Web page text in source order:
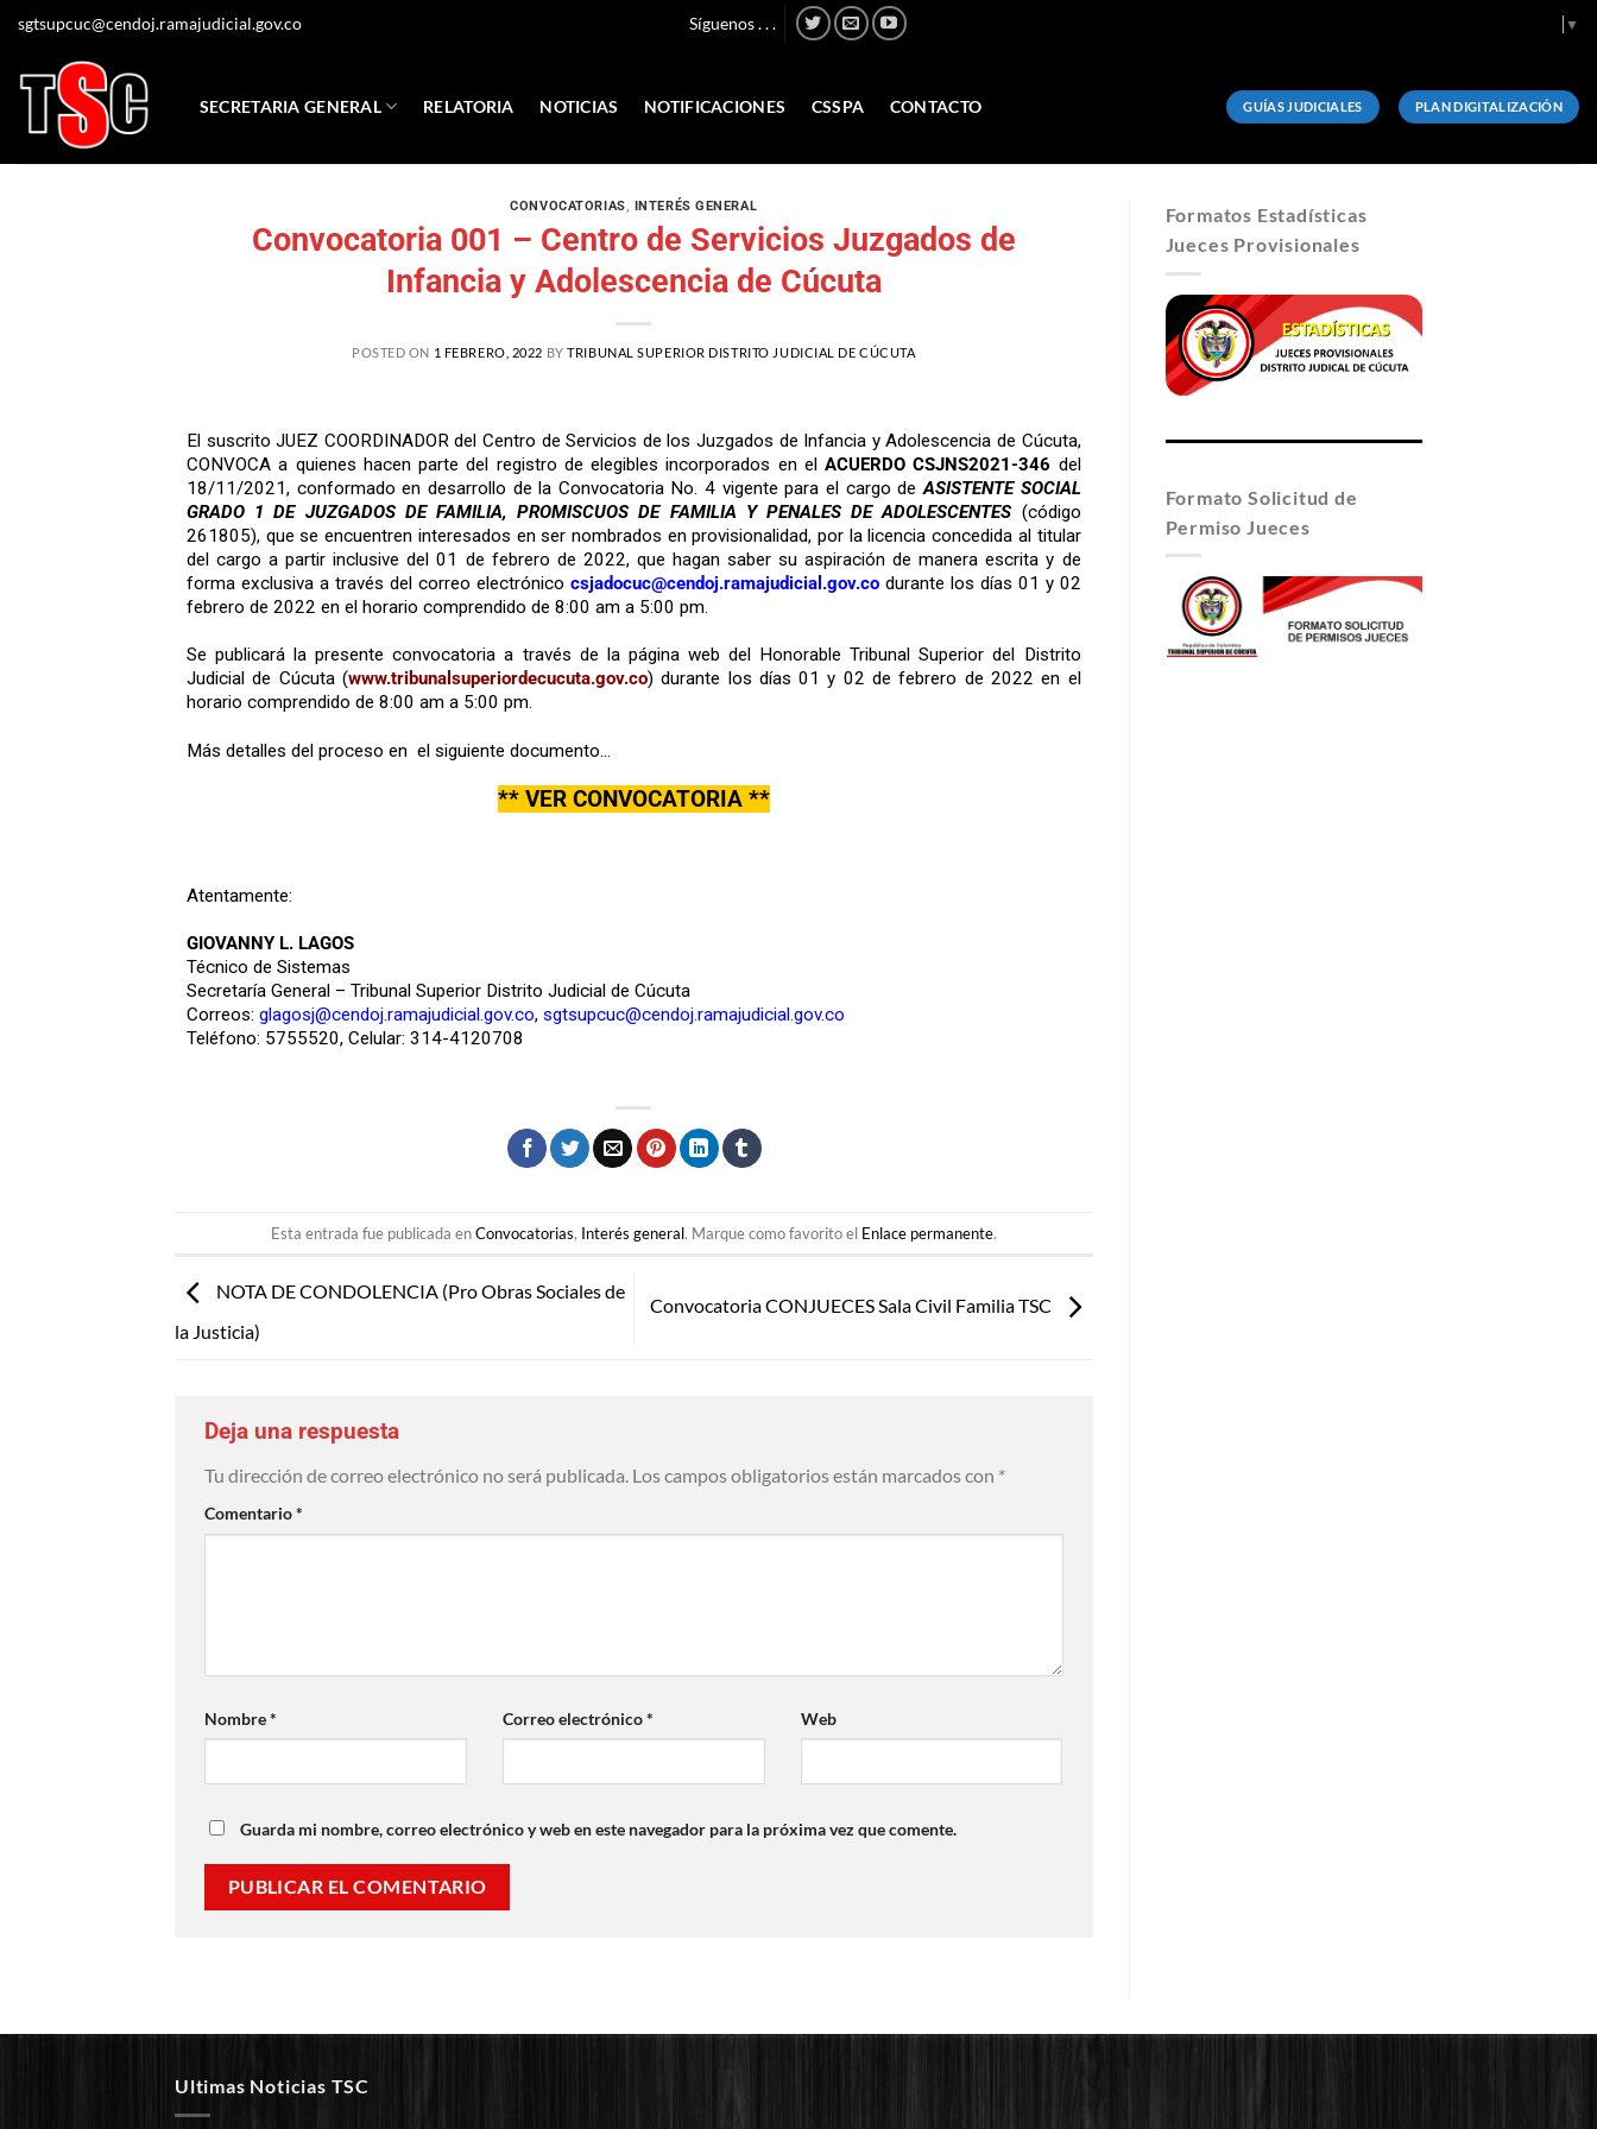
sgtsupcuc@cendoj.ramajudicial.gov.co Síguenos . . . ▼
SECRETARIA GENERAL RELATORIA NOTICIAS NOTIFICACIONES CSSPA CONTACTO GUÍAS JUDICIALES PLAN DIGITALIZACIÓN
CONVOCATORIAS, INTERÉS GENERAL
Convocatoria 001 – Centro de Servicios Juzgados de
Infancia y Adolescencia de Cúcuta
POSTED ON 1 FEBRERO, 2022 BYTRIBUNAL SUPERIOR DISTRITO JUDICIAL DE CÚCUTA
El suscrito JUEZ COORDINADOR del Centro de Servicios de los Juzgados de Infancia y Adolescencia de Cúcuta,
CONVOCA a quienes hacen parte del registro de elegibles incorporados en el ACUERDO CSJNS2021-346 del
18/11/2021, conformado en desarrollo de la Convocatoria No. 4 vigente para el cargo de ASISTENTE SOCIAL
GRADO 1 DE JUZGADOS DE FAMILIA, PROMISCUOS DE FAMILIA Y PENALES DE ADOLESCENTES (código
261805), que se encuentren interesados en ser nombrados en provisionalidad, por la licencia concedida al titular
del cargo a partir inclusive del 01 de febrero de 2022, que hagan saber su aspiración de manera escrita y de
forma exclusiva a través del correo electrónico csjadocuc@cendoj.ramajudicial.gov.codurante los días 01 y 02
febrero de 2022 en el horario comprendido de 8:00 am a 5:00 pm.
Se publicará la presente convocatoria a través de la página web del Honorable Tribunal Superior del Distrito
Judicial de Cúcuta (www.tribunalsuperiordecucuta.gov.co) durante los días 01 y 02 de febrero de 2022 en el
horario comprendido de 8:00 am a 5:00 pm.
Más detalles del proceso en el siguiente documento…
** VER CONVOCATORIA **
Atentamente:
GIOVANNY L. LAGOS
Técnico de Sistemas
Secretaría General – Tribunal Superior Distrito Judicial de Cúcuta
Correos: glagosj@cendoj.ramajudicial.gov.co, sgtsupcuc@cendoj.ramajudicial.gov.co
Teléfono: 5755520, Celular: 314-4120708
Esta entrada fue publicada enConvocatorias, Interés general. Marque como favorito el Enlace permanente.
NOTA DE CONDOLENCIA (Pro Obras Sociales de
la Justicia)
Convocatoria CONJUECES Sala Civil Familia TSC
Deja una respuesta
Tu dirección de correo electrónico no será publicada. Los campos obligatorios están marcados con *
Comentario*
Nombre* Correo electrónico* Web
Guarda mi nombre, correo electrónico y web en este navegador para la próxima vez que comente.
Formatos Estadísticas
Jueces Provisionales
Formato Solicitud de
Permiso Jueces
Ultimas Noticias TSC